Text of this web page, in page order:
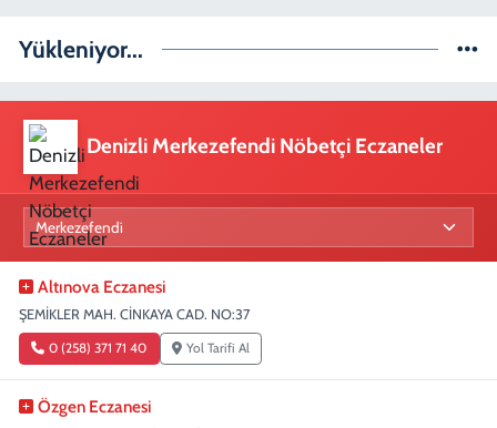
Yükleniyor...
Denizli Merkezefendi Nöbetçi Eczaneler
Altınova Eczanesi
ŞEMİKLER MAH. CİNKAYA CAD. NO:37
0 (258) 371 71 40 Yol Tarifi Al
Özgen Eczanesi